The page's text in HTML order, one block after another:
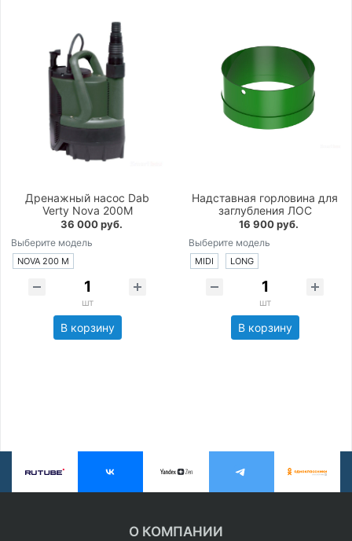
Дренажный насос Dab
Verty Nova 200M
36 000 руб.
Выберите модель
NOVA 200 M
шт
В корзину
Надставная горловина для
заглубления ЛОС
16 900 руб.
Выберите модель
MIDI LONG
шт
В корзину
О КОМПАНИИ